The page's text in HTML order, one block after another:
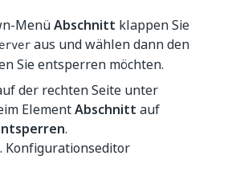
MenüAbschnitt klappen Sie
aus und wählen dann den
Sie entsperren möchten.
der rechten Seite unter
ElementAbschnitt auf
.
Konfigurationseditor